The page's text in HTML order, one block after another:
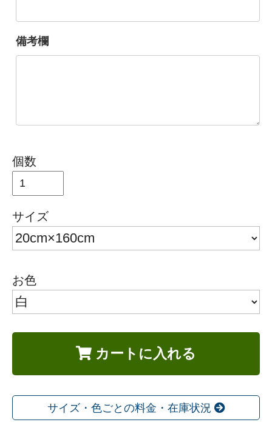
備考欄
個数
サイズ
お色
カートに入れる
サイズ・色ごとの料金・在庫状況